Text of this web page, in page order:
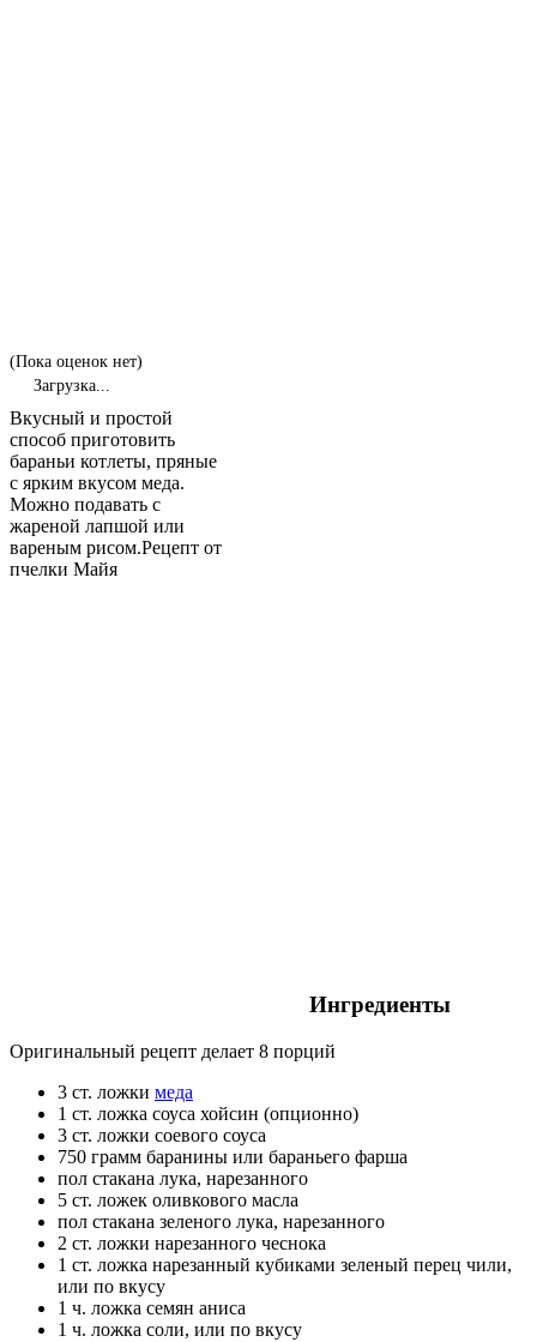
(Пока оценок нет)
Загрузка...
Вкусный и простой
способ приготовить
бараньи котлеты, пряные
с ярким вкусом меда.
Можно подавать с
жареной лапшой или
вареным рисом.Рецепт от
пчелки Майя
Ингредиенты
Оригинальный рецепт делает 8 порций
3 ст. ложки меда
1 ст. ложка соуса хойсин (опционно)
3 ст. ложки соевого соуса
750 грамм баранины или бараньего фарша
пол стакана лука, нарезанного
5 ст. ложек оливкового масла
пол стакана зеленого лука, нарезанного
2 ст. ложки нарезанного чеснока
1 ст. ложка нарезанный кубиками зеленый перец чили,
или по вкусу
1 ч. ложка семян аниса
1 ч. ложка соли, или по вкусу